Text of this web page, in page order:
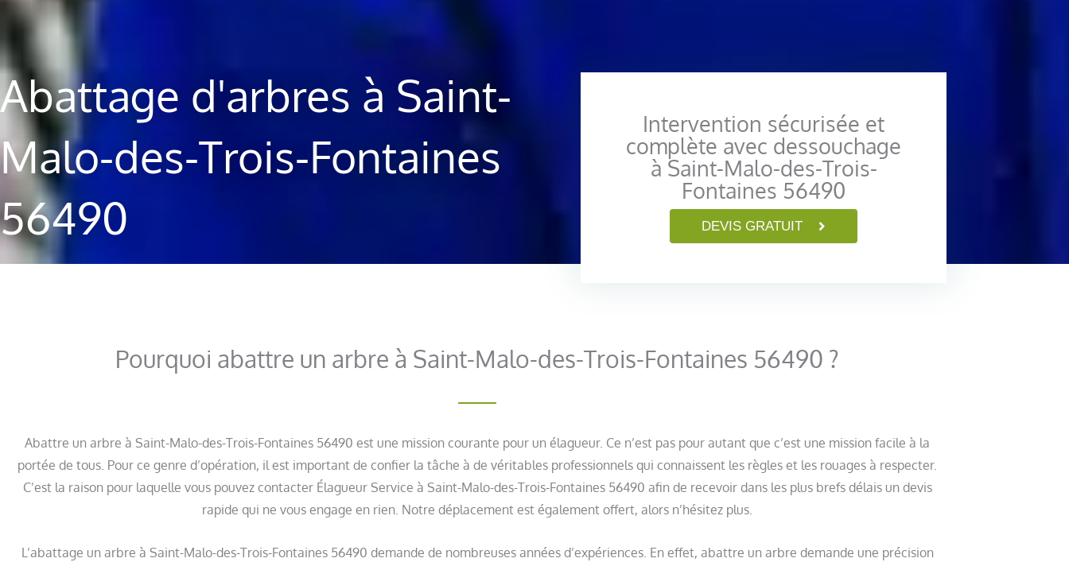
Abattage d'arbres à Saint-
Malo-des-Trois-Fontaines
56490
Intervention sécurisée et
complète avec dessouchage
à Saint-Malo-des-Trois-
Fontaines 56490
DEVIS GRATUIT
Pourquoi abattre un arbre à Saint-Malo-des-Trois-Fontaines 56490 ?
Abattre un arbre à Saint-Malo-des-Trois-Fontaines 56490 est une mission courante pour un élagueur. Ce n’est pas pour autant que c’est une mission facile à la
portée de tous. Pour ce genre d’opération, il est important de confier la tâche à de véritables professionnels qui connaissent les règles et les rouages à respecter.
C’est la raison pour laquelle vous pouvez contacter Élagueur Service à Saint-Malo-des-Trois-Fontaines 56490 afin de recevoir dans les plus brefs délais un devis
rapide qui ne vous engage en rien. Notre déplacement est également offert, alors n’hésitez plus.
L’abattage un arbre à Saint-Malo-des-Trois-Fontaines 56490 demande de nombreuses années d’expériences. En effet, abattre un arbre demande une précision